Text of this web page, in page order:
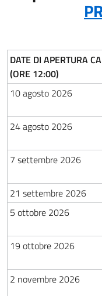
DATE DI APERTURA
(ORE 12:00)
10 agosto 2026
24 agosto 2026
7 settembre 2026
21 settembre 2026
5 ottobre 2026
19 ottobre 2026
2 novembre 2026